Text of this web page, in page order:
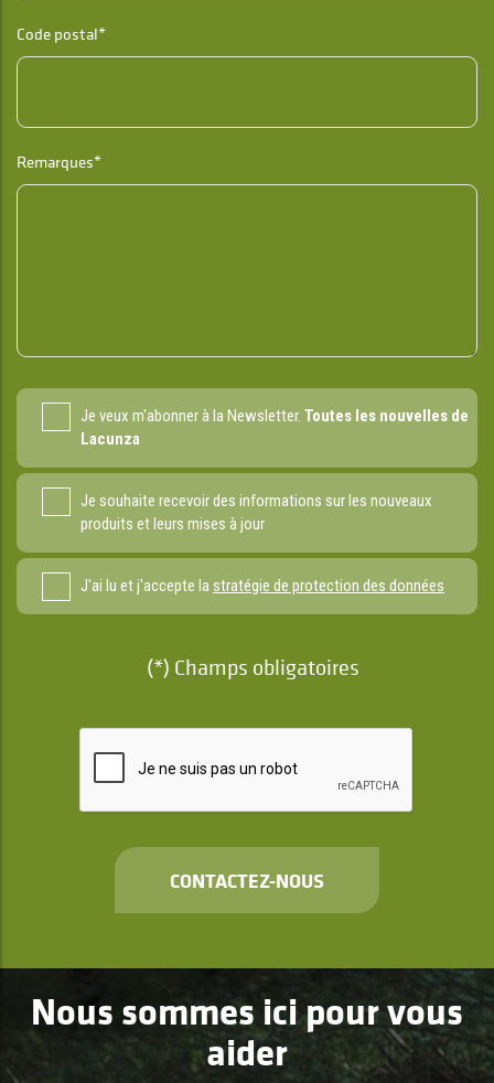
Code postal*
Remarques*
Je veux m'abonner à la Newsletter. Toutes les nouvelles de
Lacunza
Je souhaite recevoir des informations sur les nouveaux
produits et leurs mises à jour
J'ai lu et j'accepte lastratégie de protection des données
(*) Champs obligatoires
CONTACTEZ-NOUS
Nous sommes ici pour vous
aider